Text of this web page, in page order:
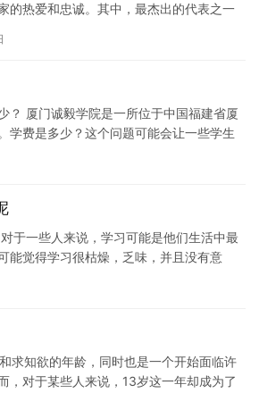
的热爱和忠诚。其中，最杰出的代表之一
？ 厦门诚毅学院是一所位于中国福建省厦
学费是多少？这个问题可能会让一些学生
于一些人来说，学习可能是他们生活中最
能觉得学习很枯燥，乏味，并且没有意
求知欲的年龄，同时也是一个开始面临许
，对于某些人来说，13岁这一年却成为了